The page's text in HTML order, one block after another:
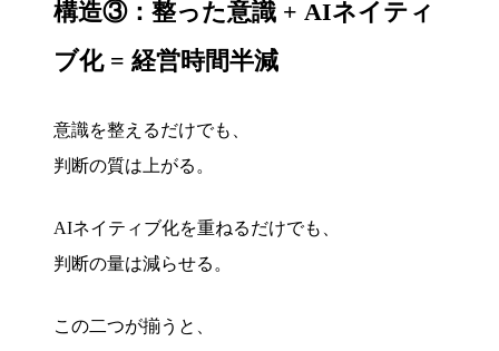
構造③：整った意識 + AIネイティ
ブ化 = 経営時間半減
意識を整えるだけでも、
判断の質は上がる。
AIネイティブ化を重ねるだけでも、
判断の量は減らせる。
この二つが揃うと、